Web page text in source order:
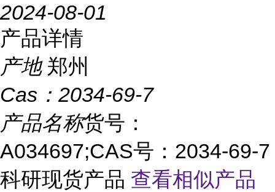
2024-08-01
产品详情
产地 郑州
Cas： 2034-69-7
产品名称货号：
A034697;CAS号：2034-69-7
科研现货产品 查看相似产品